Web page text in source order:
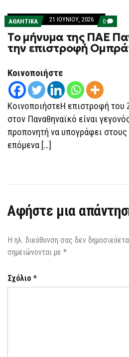
ΑΘΛΗΤΙΚΑ 21 ΙΟΥΝΊΟΥ, 2026 0
ON
ΤΟ
ΤΗΣ
Το μήνυμα της ΠΑΕ
την επιστροφή
Κοινοποιήστε
ΚοινοποιήστεΗ επιστροφή του
στον Παναθηναϊκό είναι
προπονητή να υπογράφει στους
επόμενα […]
Αφήστε μια
Η ηλ. διεύθυνση σας δεν
σημειώνονται με *
Σχόλιο *